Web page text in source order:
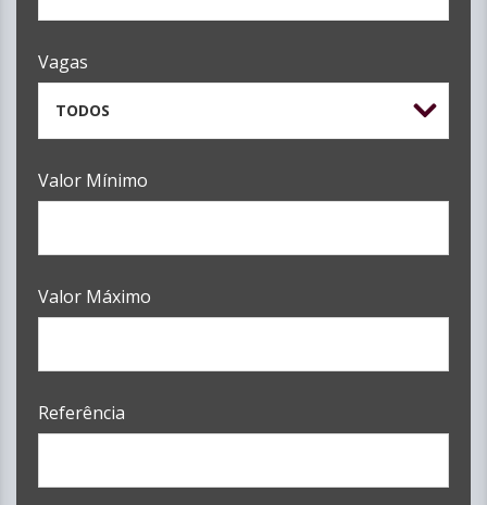
Vagas
TODOS
Valor Mínimo
Valor Máximo
Referência